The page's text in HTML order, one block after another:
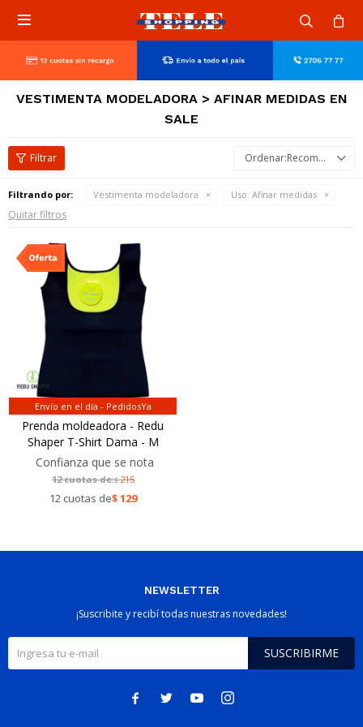

VESTIMENTA MODELADORA > AFINAR MEDIDAS EN
SALE
Recomendados
Filtrando por: Vestimenta modeladora Uso: Afinar medidas
Quitar filtros
Envío en el día - PedidosYa
Prenda moldeadora - Redu
Shaper T-Shirt Dama - M
Confianza que se nota
12 cuotas de:$215
12 cuotas de$129
NEWSLETTER
¡Suscribite y recibí todas nuestras novedades!
SUSCRIBIRME
   